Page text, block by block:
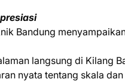
Bandung
langsung di Kilang
nyata tentang skala